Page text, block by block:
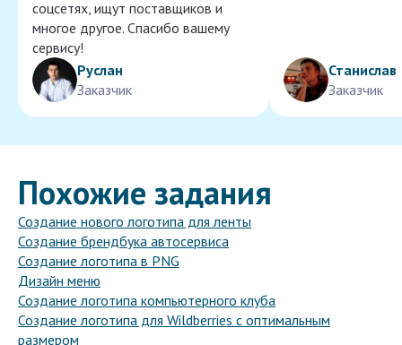
соцсетях, ищут поставщиков и
многое другое. Спасибо вашему
сервису!
Руслан
Заказчик
Станислав
Заказчик
Похожие задания
Создание нового логотипа для ленты
Создание брендбука автосервиса
Создание логотипа в PNG
Дизайн меню
Создание логотипа компьютерного клуба
Создание логотипа для Wildberries с оптимальным
размером